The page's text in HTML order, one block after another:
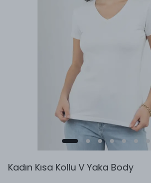
Kadın Kısa Kollu V Yaka Body